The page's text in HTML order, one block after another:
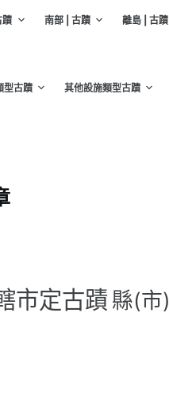
蹟 南部 | 古蹟 離島 | 古蹟
型古蹟 其他設施類型古蹟
市定古蹟縣(市)